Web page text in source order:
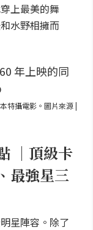
上最美的舞
水野相擁而
特攝電影。圖片來源 |
｜頂級卡
最強星三
星陣容。除了